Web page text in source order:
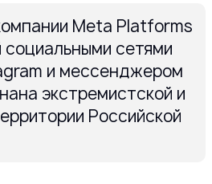
Meta Platforms
сетями
и мессенджером
экстремистской и
Российской